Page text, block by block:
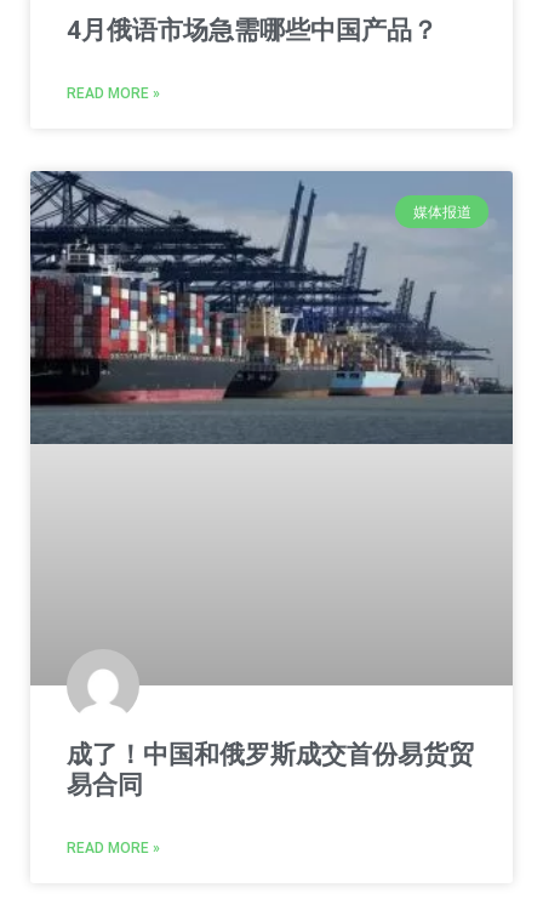
4月俄语市场急需哪些中国产品？
READ MORE »
媒体报道
成了！中国和俄罗斯成交首份易货贸
易合同
READ MORE »